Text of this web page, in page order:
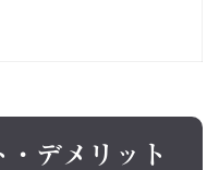
デメリット